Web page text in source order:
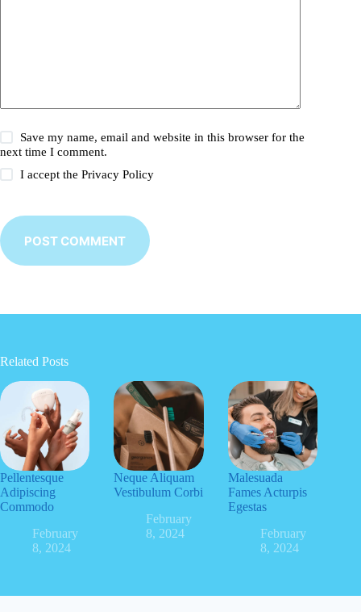
Save my name, email and website in this browser for the
next time I comment.
I accept thePrivacy Policy
POST COMMENT
Related Posts
Pellentesque
Adipiscing
Commodo
February
8, 2024
Neque Aliquam
Vestibulum Corbi
February
8, 2024
Malesuada
Fames Acturpis
Egestas
February
8, 2024